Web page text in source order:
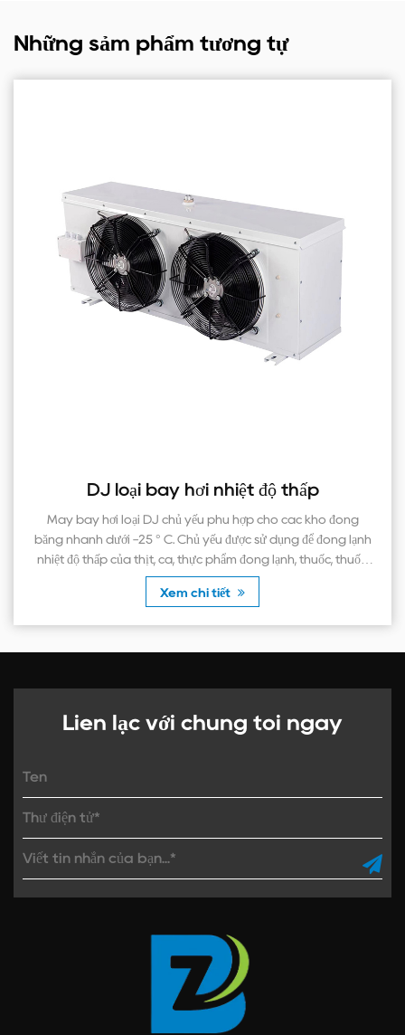
Những sảm phẩm tương tự
hơi nhiệt độ thấp
yếu phù hợp cho các kho đóng
Chủ yếu được sử dụng để đông lạnh
thực phẩm đông lạnh, thuốc, thuốc,
H Loại
H là viết tắt của các
dây được đặt so le
rộng cơ học được sử
Liên lạc với chúng tôi ngay